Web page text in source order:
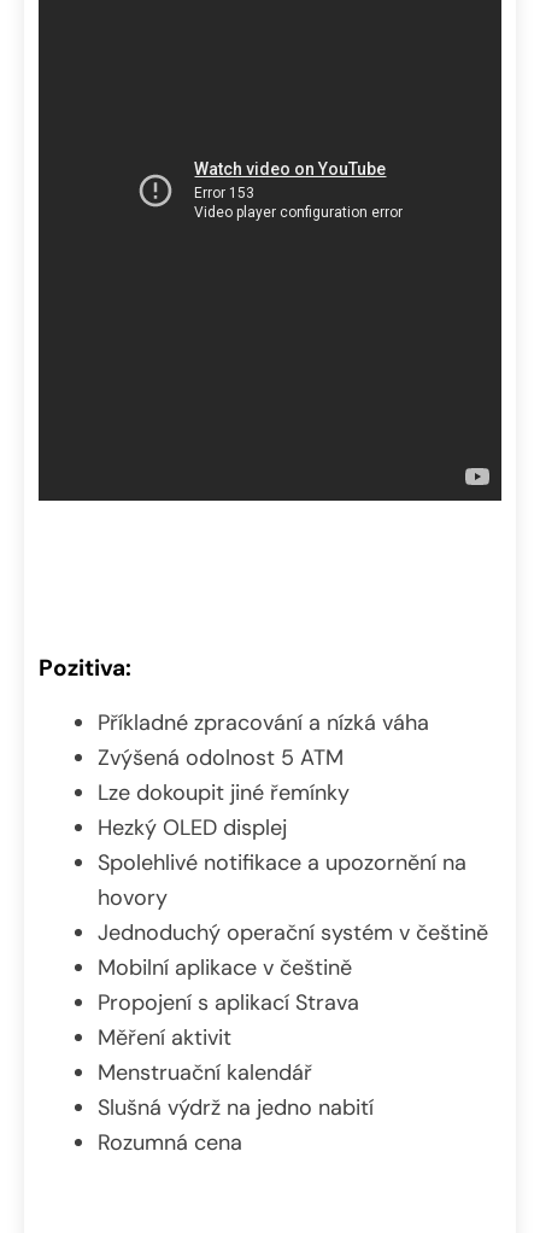
Pozitiva:
Příkladné zpracování a nízká váha
Zvýšená odolnost 5 ATM
Lze dokoupit jiné řemínky
Hezký OLED displej
Spolehlivé notifikace a upozornění na
hovory
Jednoduchý operační systém v češtině
Mobilní aplikace v češtině
Propojení s aplikací Strava
Měření aktivit
Menstruační kalendář
Slušná výdrž na jedno nabití
Rozumná cena